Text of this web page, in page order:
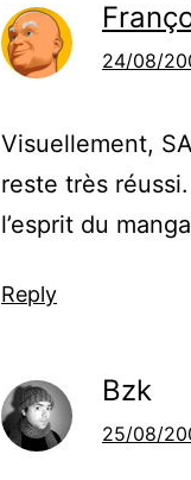
24/08/
Visuellement,
reste très
l’esprit du
Reply
Bzk
25/08/